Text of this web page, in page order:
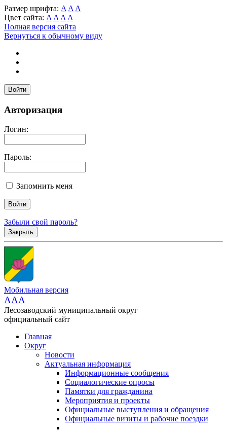
Размер шрифта: A A A
Цвет сайта: A A A A
Полная версия сайта
Вернуться к обычному виду
Войти
Авторизация
Логин:
Пароль:
Запомнить меня
Забыли свой пароль?
Закрыть
Мобильная версия
AAA
Лесозаводский муниципальный округ
официальный сайт
Главная
Округ
Новости
Актуальная информация
Информационные сообщения
Социалогические опросы
Памятки для гражданина
Мероприятия и проекты
Официальные выступления и обращения
Официальные визиты и рабочие поездки